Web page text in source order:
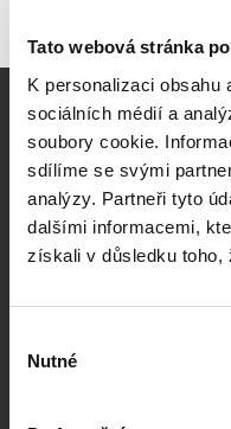
Tato webová stránka
K personalizaci
sociálních médií a
soubory cookie.
sdílíme se svými
analýzy. Partneři tyto
dalšími informacemi,
získali v důsledku toho,
souhlasu
Nutné
Nové
festivalů dokumentárního filmu
posouvat hranice